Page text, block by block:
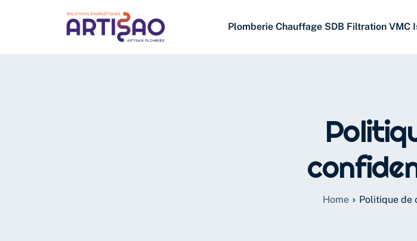
Plomberie Chauffage SDB Filtration VMC
Home Politique de